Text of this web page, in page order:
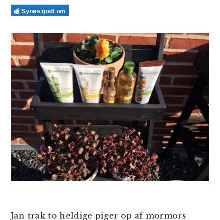
Synes godt om
Jan trak to heldige piger op af mormors